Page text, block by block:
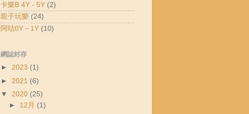
卡樂B 4Y - 5Y (2)
親子玩樂 (24)
阿咕0Y－1Y (10)
網誌封存
► 2023 (1)
► 2021 (6)
▼ 2020 (25)
► 12月 (1)